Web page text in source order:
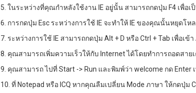
5. ในระหว่างที่คุณกำหลังใช้งาน IE อยู่นั้น สามารถกดปุ่ม F4 เพื่อเ
6. การกดปุ่ม Esc ระหว่างการใช้ IE จะทำให้ IE ของคุณนั้นหยุดโห
7. ระหว่างการใช้ IE สามารถกดปุ่ม Alt + D หรือ Ctrl + Tab เพื่อเข้
8. คุณสามารถเพิ่มความเร็วให้กับ Internet ได้โดยทำการถอดสา
9. คุณสามารถ ไปที่ Start -> Run และพิมพ์ว่า welcome กด Enter
10. ที่ Notepad หรือ ICQ หากคุณลืมเปลี่ยน Mode ภาษา ให้กดปุ่ม